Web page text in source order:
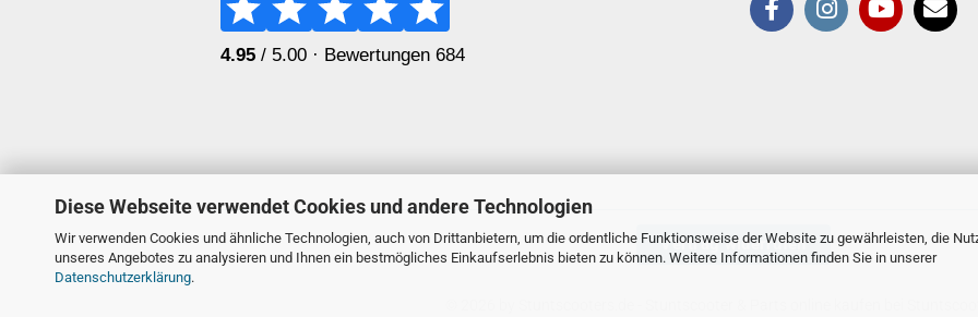
Diese Webseite verwendet Cookies und andere Technologien
Wir verwenden Cookies und ähnliche Technologien, auch von Drittanbietern, um die ordentliche Funktionsweise der Website zu gewährleisten, die
unseres Angebotes zu analysieren und Ihnen ein bestmögliches Einkaufserlebnis bieten zu können. Weitere Informationen finden Sie in unserer
Datenschutzerklärung.
Vertrag widerrufen